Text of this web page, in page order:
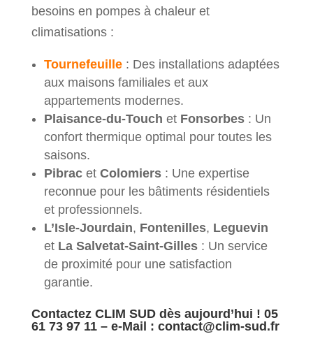
besoins en pompes à chaleur et
climatisations :
Tournefeuille: Des installations adaptées
aux maisons familiales et aux
appartements modernes.
Plaisance-du-Touch et Fonsorbes: Un
confort thermique optimal pour toutes les
saisons.
Pibracet Colomiers: Une expertise
reconnue pour les bâtiments résidentiels
et professionnels.
L’Isle-Jourdain, Fontenilles, Leguevin
et La Salvetat-Saint-Gilles: Un service
de proximité pour une satisfaction
garantie.
Contactez CLIM SUD dès aujourd’hui ! 05
61 73 97 11 – e-Mail : contact@clim-sud.fr